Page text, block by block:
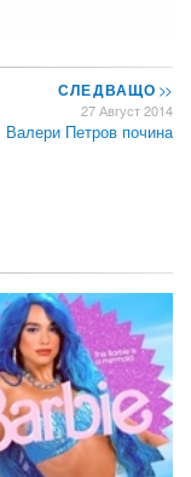
СЛЕДВАЩО>>
27 Август 2014
Валери Петров почина